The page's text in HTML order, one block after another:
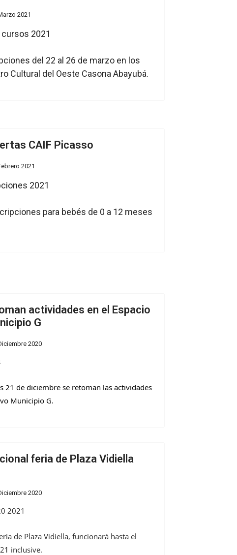
2021
del 22 al 26 de marzo en los
Cultural del Oeste Casona Abayubá.
CAIF Picasso
2021
para bebés de 0 a 12 meses
actividades en el Espacio
G
2020
21 de diciembre se retoman las actividades
Municipio G.
feria de Plaza Vidiella
2020
de Plaza Vidiella, funcionará hasta el
inclusive.